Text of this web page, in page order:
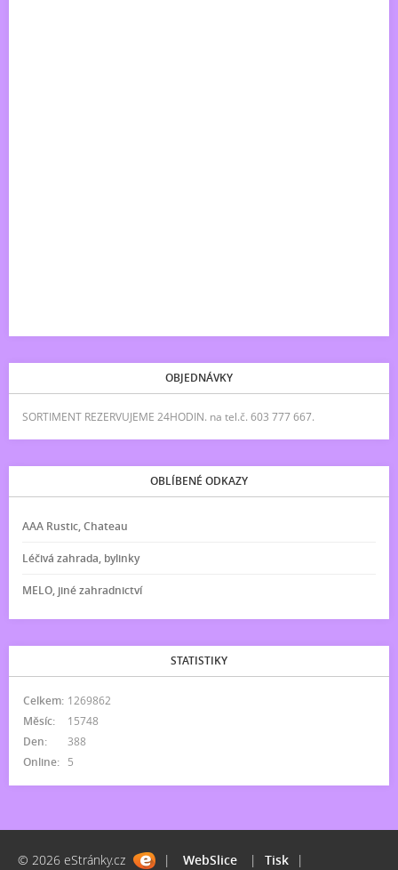
OBJEDNÁVKY
SORTIMENT REZERVUJEME 24HODIN. na tel.č. 603 777 667.
OBLÍBENÉ ODKAZY
AAA Rustic, Chateau
Léčivá zahrada, bylinky
MELO, jiné zahradnictví
STATISTIKY
Online: 5
Celkem: 1269862
Měsíc:
15748
Den:
388
© 2026 eStránky.cz | WebSlice | Tisk |